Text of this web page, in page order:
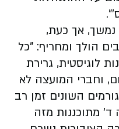
אך כעת,
הולך ומחריף: "כל
לוגיסטית, גרירת
וחברי המועצה לא
השונים זמן רב
מתוכננות מזה